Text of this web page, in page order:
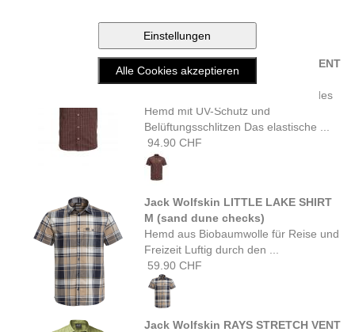
Jack Wolfskin RAYS STRETCH VENT
SHIRT MEN (atacama red)
Atmungsaktives, geruchshemmendes
Hemd mit UV-Schutz und
Belüftungsschlitzen Das elastische ...
94.90 CHF
Jack Wolfskin LITTLE LAKE SHIRT
M (sand dune checks)
Hemd aus Biobaumwolle für Reise und
Freizeit Luftig durch den ...
59.90 CHF
Jack Wolfskin RAYS STRETCH VENT